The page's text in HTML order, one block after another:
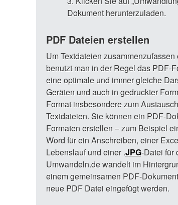
Dokument herunterzuladen.
PDF Dateien erstellen
Um Textdateien
benutzt man in der Regel das PDF-
eine optimale und immer gleiche
Geräten und auch in gedruckter
Format insbesondere zum
Textdateien. Sie können ein PDF-
Formaten erstellen – zum Beispiel
Word für ein Anschreiben, einer
Lebenslauf und einer .JPG-Datei für
Umwandeln.de wandelt im
einem gemeinsamen PDF-
neue PDF Datei eingefügt werden.